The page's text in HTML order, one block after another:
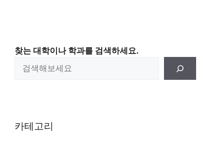
찾는 대학이나 학과를 검색하세요.
카테고리